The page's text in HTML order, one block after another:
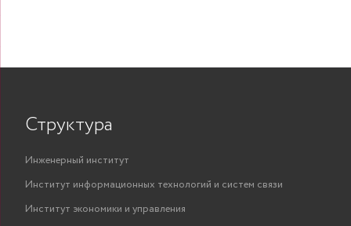
Структура
Инженерный институт
Институт информационных технологий и систем связи
Институт экономики и управления